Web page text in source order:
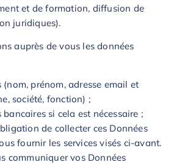
et de formation, diffusion de
juridiques).
auprès de vous les données
prénom, adresse email et
société, fonction) ;
si cela est nécessaire ;
de collecter ces Données
fournir les services visés ci-avant.
communiquer vos Données